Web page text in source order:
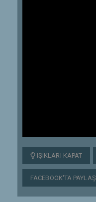
IŞIKLARI KAPAT
FACEBOOK'TA PAYLAŞ